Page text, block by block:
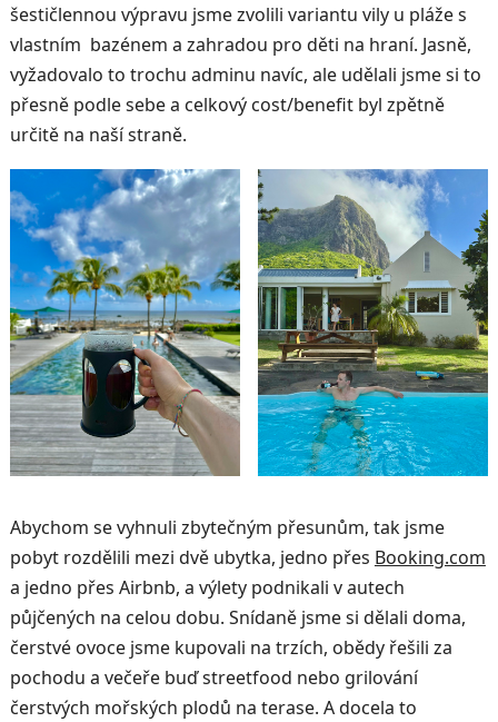
šestičlennou výpravu jsme zvolili variantu vily u pláže s
vlastním bazénem a zahradou pro děti na hraní. Jasně,
vyžadovalo to trochu adminu navíc, ale udělali jsme si to
přesně podle sebe a celkový cost/benefit byl zpětně
určitě na naší straně.
Abychom se vyhnuli zbytečným přesunům, tak jsme
pobyt rozdělili mezi dvě ubytka, jedno přes Booking.com
a jedno přes Airbnb, a výlety podnikali v autech
půjčených na celou dobu. Snídaně jsme si dělali doma,
čerstvé ovoce jsme kupovali na trzích, obědy řešili za
pochodu a večeře buď streetfood nebo grilování
čerstvých mořských plodů na terase. A docela to